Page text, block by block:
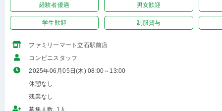
経験者優遇 男女歓迎
学生歓迎 制服貸与
ファミリーマート立石駅前店
コンビニスタッフ
2025年06月05日(木) 08:00～13:00
休憩なし
残業なし
募集人数 1人